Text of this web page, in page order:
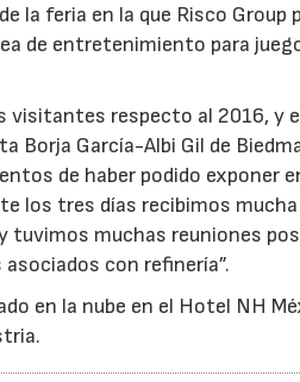
la feria en la que Risco Group
de entretenimiento para
visitantes respecto al 2016, y
Borja García-Albi Gil de
de haber podido exponer
los tres días recibimos
tuvimos muchas reuniones
con refinería”.
en la nube en el Hotel NH
07/2026